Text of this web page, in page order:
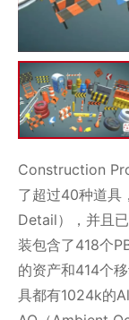
Construction
了超过40种道具
Detail），并且
装包含了418个
的资产和414个
具都有1024k的